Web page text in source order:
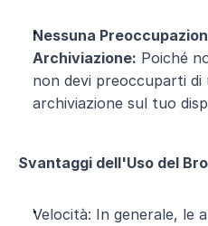
Nessuna
Archiviazione: Poiché
non devi preoccuparti di
archiviazione sul tuo
Svantaggi dell'Uso del
Velocità: In generale, le